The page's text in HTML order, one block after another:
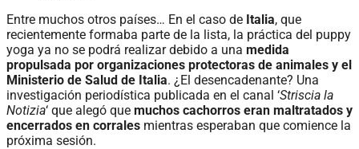
Entre muchos otros países… En el caso de Italia, que
recientemente formaba parte de la lista, la práctica del puppy
yoga ya no se podrá realizar debido a una medida
propulsada por organizaciones protectoras de animales y el
Ministerio de Salud de Italia. ¿El desencadenante? Una
investigación periodística publicada en el canal ‘Striscia la
Notizia‘ que alegó que muchos cachorros eran maltratados y
encerrados en corrales mientras esperaban que comience la
próxima sesión.